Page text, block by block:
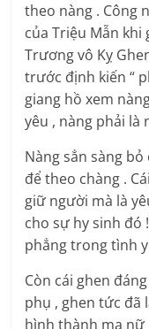
theo nàng . Công
của Triệu Mẫn
Trương vô Kỵ
trước định kiến “
giang hồ xem
yêu , nàng phải là
Nàng sẳn sàng
để theo chàng .
giữ người mà là
cho sự hy sinh đó
phẳng trong tình
Còn cái ghen
phụ , ghen tức đã
hình thành ma nữ